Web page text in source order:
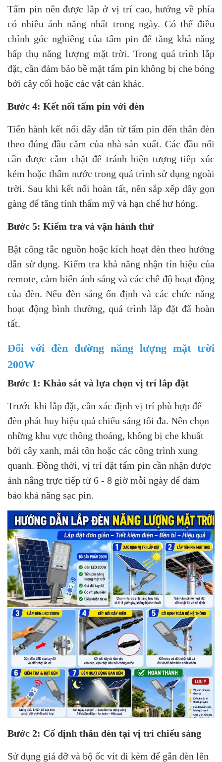
Tấm pin nên được lắp ở vị trí cao, hướng về phía
có nhiều ánh nắng nhất trong ngày. Có thể điều
chỉnh góc nghiêng của tấm pin để tăng khả năng
hấp thụ năng lượng mặt trời. Trong quá trình lắp
đặt, cần đảm bảo bề mặt tấm pin không bị che bóng
bởi cây cối hoặc các vật cản khác.
Bước 4: Kết nối tấm pin với đèn
Tiến hành kết nối dây dẫn từ tấm pin đến thân đèn
theo đúng đầu cắm của nhà sản xuất. Các đầu nối
cần được cắm chặt để tránh hiện tượng tiếp xúc
kém hoặc thấm nước trong quá trình sử dụng ngoài
trời. Sau khi kết nối hoàn tất, nên sắp xếp dây gọn
gàng để tăng tính thẩm mỹ và hạn chế hư hỏng.
Bước 5: Kiểm tra và vận hành thử
Bật công tắc nguồn hoặc kích hoạt đèn theo hướng
dẫn sử dụng. Kiểm tra khả năng nhận tín hiệu của
remote, cảm biến ánh sáng và các chế độ hoạt động
của đèn. Nếu đèn sáng ổn định và các chức năng
hoạt động bình thường, quá trình lắp đặt đã hoàn
tất.
Đối với đèn đường năng lượng mặt trời
200W
Bước 1: Khảo sát và lựa chọn vị trí lắp đặt
Trước khi lắp đặt, cần xác định vị trí phù hợp để
đèn phát huy hiệu quả chiếu sáng tối đa. Nên chọn
những khu vực thông thoáng, không bị che khuất
bởi cây xanh, mái tôn hoặc các công trình xung
quanh. Đồng thời, vị trí đặt tấm pin cần nhận được
ánh nắng trực tiếp từ 6 - 8 giờ mỗi ngày để đảm
bảo khả năng sạc pin.
Bước 2: Cố định thân đèn tại vị trí chiếu sáng
Sử dụng giá đỡ và bộ ốc vít đi kèm để gắn đèn lên